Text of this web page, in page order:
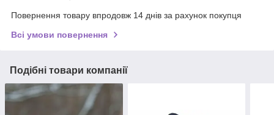
Повернення товару впродовж 14 днів за рахунок покупця
Всі умови повернення
Подібні товари компанії